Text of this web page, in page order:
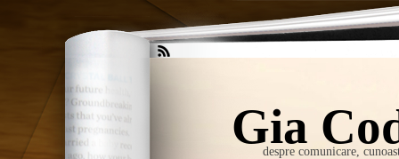
Gia
despre comunicare,